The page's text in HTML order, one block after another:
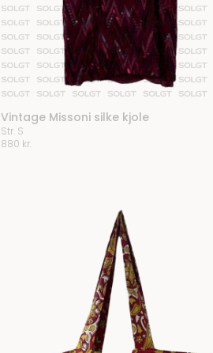
Vintage Missoni silke kjole
Str. S
880 kr.